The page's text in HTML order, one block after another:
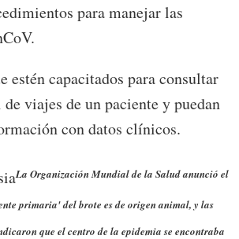
para manejar las
estén capacitados para consultar
viajes de un paciente y puedan
con datos clínicos.
La Organización Mundial de la Salud anunció el
primaria' del brote es de origen animal, y las
que el centro de la epidemia se encontraba